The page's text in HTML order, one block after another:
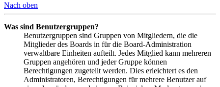
Nach oben
Was sind Benutzergruppen?
Benutzergruppen sind Gruppen von Mitgliedern, die die
Mitglieder des Boards in für die Board-Administration
verwaltbare Einheiten aufteilt. Jedes Mitglied kann mehreren
Gruppen angehören und jeder Gruppe können
Berechtigungen zugeteilt werden. Dies erleichtert es den
Administratoren, Berechtigungen für mehrere Benutzer auf